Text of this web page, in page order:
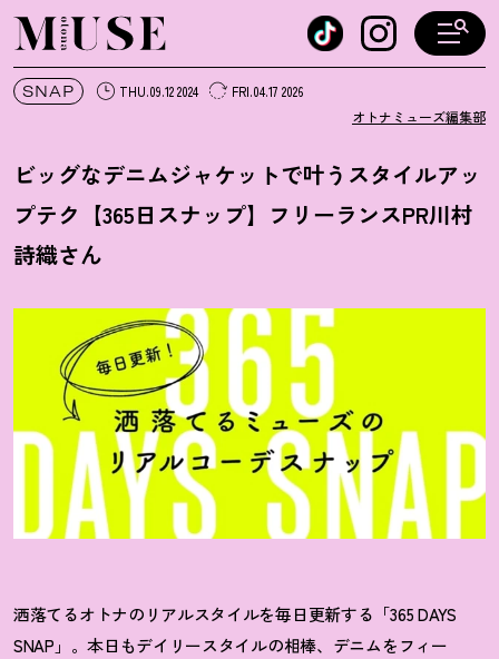
オトナミューズ ウェブ
SNAP THU.09.12 2024 FRI.04.17 2026
オトナミューズ編集部
ビッグなデニムジャケットで叶うスタイルアッ
プテク【365日スナップ】フリーランスPR川村
詩織さん
洒落てるオトナのリアルスタイルを毎日更新する「365 DAYS
SNAP」。本日もデイリースタイルの相棒、デニムをフィー